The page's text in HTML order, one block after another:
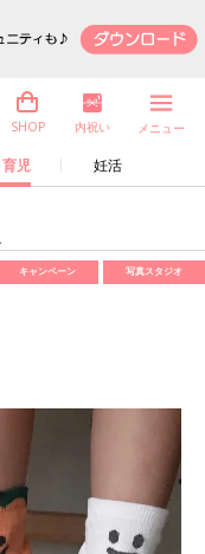
児 妊活
SHOP 内祝い メニュー
キャンペーン 写真スタジオ